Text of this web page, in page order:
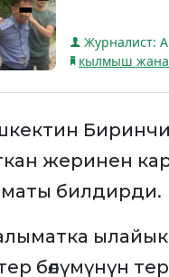
Журналист:
кылмыш
Биринчи
жеринен
билдирди.
бөлүмүнүн